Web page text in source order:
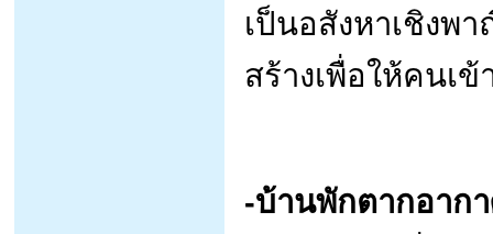
เป็นอสังหาเชิงพ
สร้างเพื่อให้คนเ
-บ้านพักตากอาก